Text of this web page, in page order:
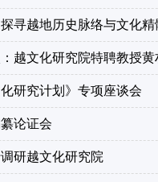
寻越地历史脉络与文化精
越文化研究院特聘教授
研究计划》专项座谈会
论证会
研越文化研究院